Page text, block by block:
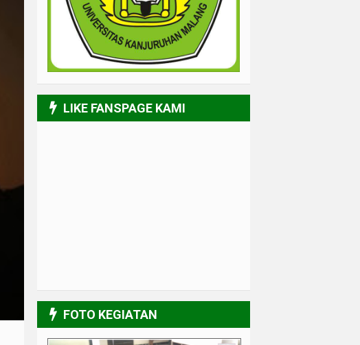
LIKE FANSPAGE KAMI
FOTO KEGIATAN